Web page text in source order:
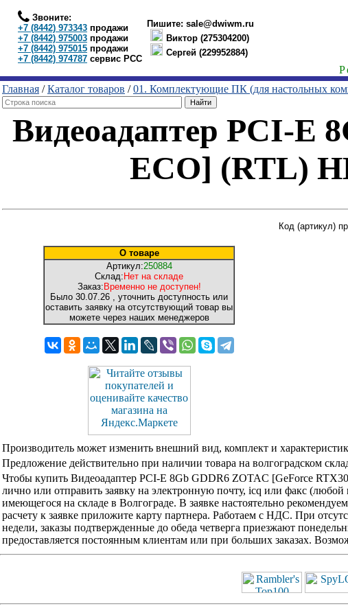
Звоните:
+7 (8442) 973343 продажи
+7 (8442) 975003 продажи
+7 (8442) 975015 продажи
+7 (8442) 974787 сервис РСС
Пишите: sale@dwiwm.ru
Виктор (275304200)
Сергей (229952884)
Главная /Каталог товаров /01. Комплектующие ПК (для настольных
Видеоадаптер PCI-E
ECO] (RTL)
О товаре
Артикул:250884
Склад: Нет на складе
Заказ: Временно не доступен!
Было 30.07.26 , уточнить доступность или
оставить заявку на отсутствующий товар вы
можете через наших менеджеров
Код (артикул)
Производитель может изменить внешний вид, комплект и
Предложение действительно при наличии товара на волгоградском
Чтобы купить Видеоадаптер PCI-E 8Gb GDDR6 ZOTAC [GeForce
лично или отправить заявку на электронную почту, icq или факс
имеющегося на складе в Волгограде. В заявке настоятельно
расчету к заявке приложите карту партнера. Работаем с НДС. При
недели, заказы подтвержденные до обеда четверга приезжают
предоставляется постоянным клиентам или при больших заказах.